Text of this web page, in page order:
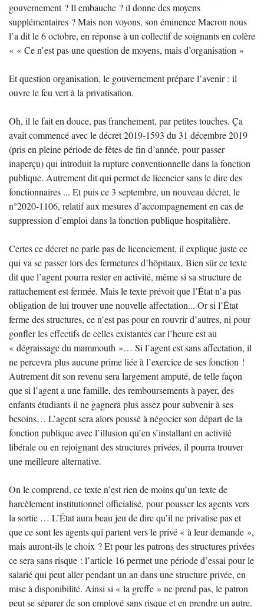
gouvernement ? Il embauche ? il donne des moyens
supplémentaires ? Mais non voyons, son éminence Macron nous
l’a dit le 6 octobre, en réponse à un collectif de soignants en colère
« « Ce n’est pas une question de moyens, mais d’organisation »
Et question organisation, le gouvernement prépare l’avenir : il
ouvre le feu vert à la privatisation.
Oh, il le fait en douce, pas franchement, par petites touches. Ça
avait commencé avec le décret 2019-1593 du 31 décembre 2019
(pris en pleine période de fêtes de fin d’année, pour passer
inaperçu) qui introduit la rupture conventionnelle dans la fonction
publique. Autrement dit qui permet de licencier sans le dire des
fonctionnaires ... Et puis ce 3 septembre, un nouveau décret, le
n°2020-1106, relatif aux mesures d’accompagnement en cas de
suppression d’emploi dans la fonction publique hospitalière.
Certes ce décret ne parle pas de licenciement, il explique juste ce
qui va se passer lors des fermetures d’hôpitaux. Bien sûr ce texte
dit que l’agent pourra rester en activité, même si sa structure de
rattachement est fermée. Mais le texte prévoit que l’État n’a pas
obligation de lui trouver une nouvelle affectation... Or si l’État
ferme des structures, ce n’est pas pour en rouvrir d’autres, ni pour
gonfler les effectifs de celles existantes car l’heure est au
« dégraissage du mammouth »… Si l’agent est sans affectation, il
ne percevra plus aucune prime liée à l’exercice de ses fonction !
Autrement dit son revenu sera largement amputé, de telle façon
que si l’agent a une famille, des remboursements à payer, des
enfants étudiants il ne gagnera plus assez pour subvenir à ses
besoins… L’agent sera alors poussé à négocier son départ de la
fonction publique avec l’illusion qu’en s’installant en activité
libérale ou en rejoignant des structures privées, il pourra trouver
une meilleure alternative.
On le comprend, ce texte n’est rien de moins qu’un texte de
harcèlement institutionnel officialisé, pour pousser les agents vers
la sortie … L’État aura beau jeu de dire qu’il ne privatise pas et
que ce sont les agents qui partent vers le privé « à leur demande »,
mais auront-ils le choix ? Et pour les patrons des structures privées
ce sera sans risque : l’article 16 permet une période d’essai pour le
salarié qui peut aller pendant un an dans une structure privée, en
mise à disponibilité. Ainsi si « la greffe » ne prend pas, le patron
peut se séparer de son employé sans risque et en prendre un autre.